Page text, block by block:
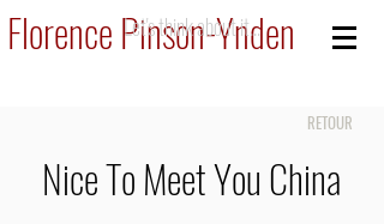
Florence Pinson-Ynden
Let's think about it...
Nice To Meet You China
RETOUR